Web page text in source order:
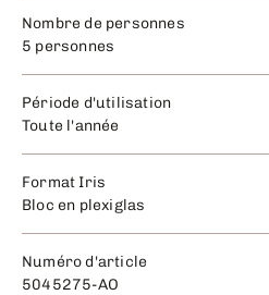
Nombre de personnes
5 personnes
Période d'utilisation
Toute l'année
Format Iris
Bloc en plexiglas
Numéro d'article
5045275-AO